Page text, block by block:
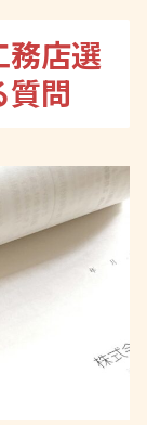
務店選
質問